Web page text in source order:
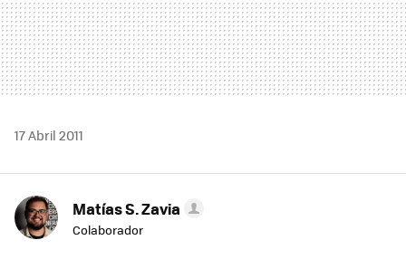
17 Abril 2011
Matías S. Zavia
Colaborador